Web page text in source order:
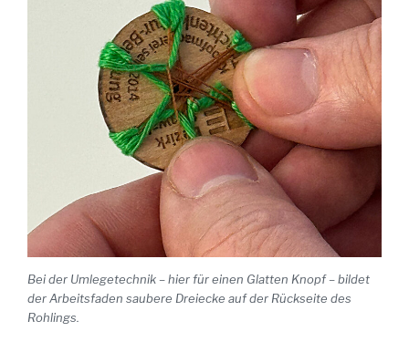
Bei der Umlegetechnik – hier für einen Glatten Knopf – bildet
der Arbeitsfaden saubere Dreiecke auf der Rückseite des
Rohlings.